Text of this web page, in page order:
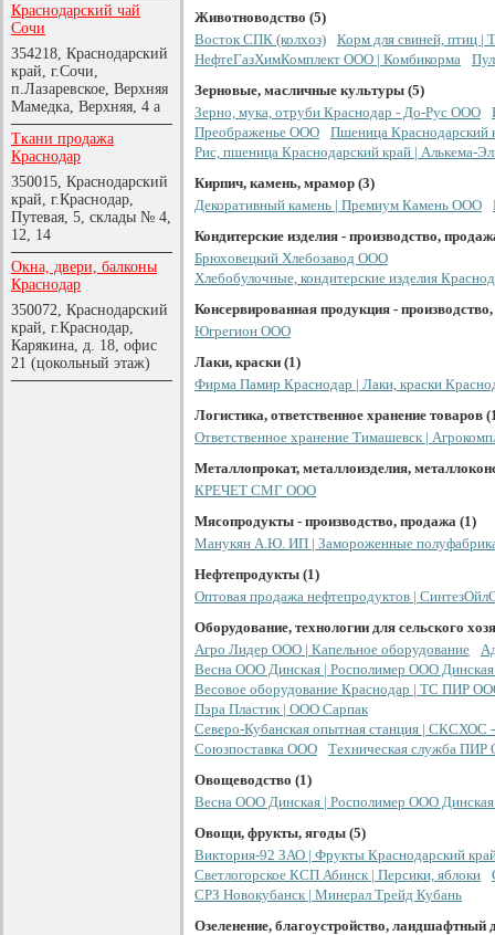
Краснодарский чай
Сочи
354218, Краснодарский
край, г.Сочи,
п.Лазаревское, Верхняя
Мамедка, Верхняя, 4 а
Ткани продажа
Краснодар
350015, Краснодарский
край, г.Краснодар,
Путевая, 5, склады № 4,
12, 14
Окна, двери, балконы
Краснодар
350072, Краснодарский
край, г.Краснодар,
Карякина, д. 18, офис
21 (цокольный этаж)
Животноводство (5)
Восток СПК (колхоз)
Корм для свиней, птиц |
НефтеГазХимКомплект ООО | Комбикорма
Зерновые, масличные культуры (5)
Зерно, мука, отруби Краснодар - До-Рус ООО
Преображенье ООО
Пшеница Краснодарский
Рис, пшеница Краснодарский край | Алькема-
Кирпич, камень, мрамор (3)
Декоративный камень | Премиум Камень ООО
Кондитерские изделия - производство,
Брюховецкий Хлебозавод ООО
Хлебобулочные, кондитерские изделия
Консервированная продукция -
Югрегион ООО
Лаки, краски (1)
Фирма Памир Краснодар | Лаки, краски
Логистика, ответственное хранение товаров
Ответственное хранение Тимашевск |
Металлопрокат, металлоизделия,
КРЕЧЕТ СМГ ООО
Мясопродукты - производство, продажа (1)
Манукян А.Ю. ИП | Замороженные
Нефтепродукты (1)
Оптовая продажа нефтепродуктов |
Оборудование, технологии для сельского
Агро Лидер ООО | Капельное оборудование
Весна ООО Динская | Росполимер ООО Динская
Весовое оборудование Краснодар | ТС ПИР
Пэра Пластик | ООО Сарпак
Северо-Кубанская опытная станция |
Союзпоставка ООО
Техническая служба
Овощеводство (1)
Весна ООО Динская | Росполимер ООО Динская
Овощи, фрукты, ягоды (5)
Виктория-92 ЗАО | Фрукты Краснодарский
Светлогорское КСП Абинск | Персики, яблоки
СРЗ Новокубанск | Минерал Трейд Кубань
Озеленение, благоустройство, ландшафтный